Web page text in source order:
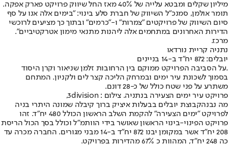
מיליון שקלים ומבטא עלייה של 40% מאז החל שיווק פרויקט פארק אפקה.
תומר אולמן, סמנכ"ל השיווק של חברת סלע בינוי: "בימים אלה אנו על סף
סיום השיווק של פרויקטים "צמרות" ו-"כרמים" ובתוך כך מציעים לרוכשי
הדירות האחרונים במתחמים אלה ליהנות מתנאי מימון אטרקטיביים".
מרכז.
נתניה קריית נורדאו
יובלים: 872 יח"ד ב-14 בניינים
.על הסביבה הפרויקט ממוקם בין הרחובות זלמן שניאור וקרן היסוד
בסמוך לשכונת עיר ימים ובמרחק הליכה קצר לים ולקניון. המתחם
משתרע על פני שטח כולל של כ-28 דונם.
פרויקט עיר ימים הצעירה בנתניה. צילום : 3division,
מה נבנהקבוצת יובלים בבעלות איציק ברוך קיבלה שמונה היתרי בניה
לפרויקט "ימים הצעירה" להקמת השלב הראשון הכולל 480 יח"ד. זהו
פרויקט הפינוי-בינוי הראשון שאושר בידי הוותמ"ל וכולל בסך הכול הריסת
208 יח"ד אשר במקומן יבנו 872 יח"ד ב-14 מבני מגורים. החברה מכרה עד
כה 248 יח"ד, המהוות כ 67% מהדירות בפרויקט.